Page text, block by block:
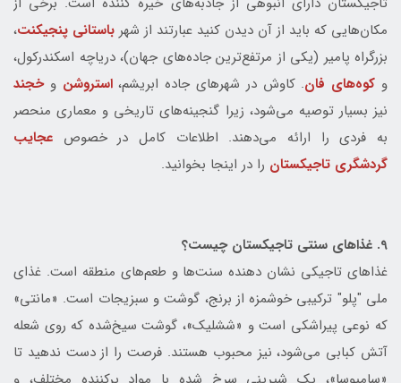
مکان‌هایی که باید از آن دیدن کنید عبارتند از شهر باستانی پنجیکنت،
بزرگراه پامیر (یکی از مرتفع‌ترین جاده‌های جهان)، دریاچه اسکندرکول،
و کوه‌های فان. کاوش در شهرهای جاده ابریشم،استروشنوخجند
نیز بسیار توصیه می‌شود، زیرا گنجینه‌های تاریخی و معماری منحصر
به فردی را ارائه می‌دهند. اطلاعات کامل در خصوص عجایب
گردشگری تاجیکستان را در اینجا بخوانید.
9. غذاهای سنتی تاجیکستان چیست؟
غذاهای تاجیکی نشان دهنده سنت‌ها و طعم‌های منطقه است. غذای
ملی "پلو" ترکیبی خوشمزه از برنج، گوشت و سبزیجات است. «مانتی»
که نوعی پیراشکی است و «ششلیک»، گوشت سیخ‌شده که روی شعله
آتش کبابی می‌شود، نیز محبوب هستند. فرصت را از دست ندهید تا